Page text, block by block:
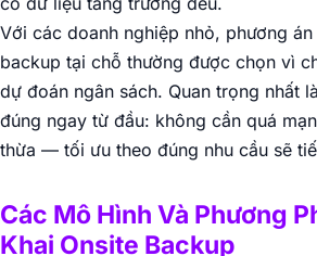
Với các doanh nghiệp nhỏ, phương
backup tại chỗ thường được chọn vì
dự đoán ngân sách. Quan trọng nhất
đúng ngay từ đầu: không cần quá
thừa — tối ưu theo đúng nhu cầu sẽ
Các Mô Hình Và Phương
Khai Onsite Backup